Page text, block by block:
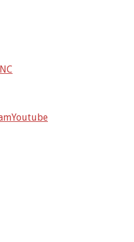
Youtube
温/路面温度：開始13